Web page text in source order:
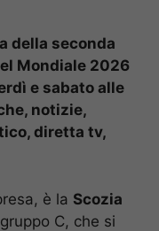
della seconda
Mondiale 2026
e sabato alle
notizie,
diretta tv,
è la Scozia
C, che si